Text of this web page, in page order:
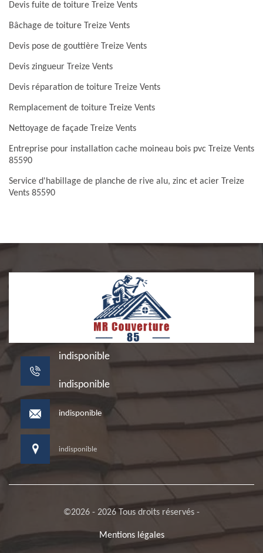
Devis fuite de toiture Treize Vents
Bâchage de toiture Treize Vents
Devis pose de gouttière Treize Vents
Devis zingueur Treize Vents
Devis réparation de toiture Treize Vents
Remplacement de toiture Treize Vents
Nettoyage de façade Treize Vents
Entreprise pour installation cache moineau bois pvc Treize Vents
85590
Service d'habillage de planche de rive alu, zinc et acier Treize
Vents 85590
indisponible
indisponible
indisponible
indisponible
©2026 - 2026 Tous droits réservés -
Mentions légales